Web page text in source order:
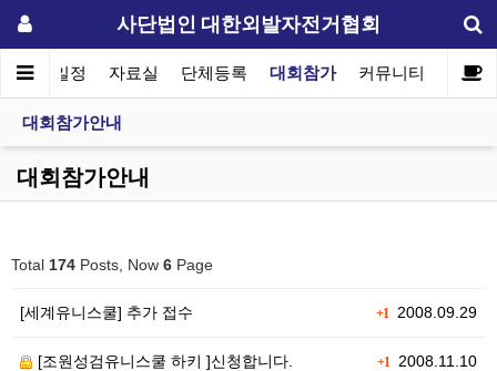
사단법인 대한외발자전거협회
협회일정 자료실 단체등록 대회참가 커뮤니티
대회참가안내
대회참가안내
Total 174 Posts, Now 6 Page
+1 2008.09.29
[세계유니스쿨] 추가 접수
+1 2008.11.10
[조원성검유니스쿨 하키 ]신청합니다.